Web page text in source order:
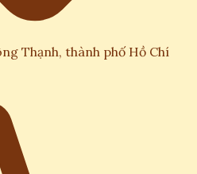
Thạnh, thành phố Hồ Chí